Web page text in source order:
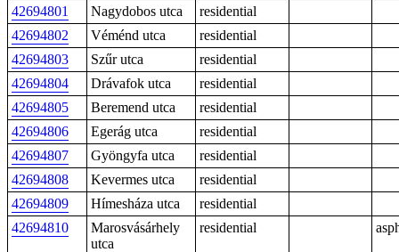
42694801 Nagydobos utca
residential
42694802
Véménd utca
residential
42694803
Szűr utca
residential
42694804
Drávafok utca
residential
42694805
Beremend utca
residential
42694806
Egerág utca
residential
42694807
Gyöngyfa utca
residential
42694808
Kevermes utca
residential
42694809
Hímesháza utca
residential
42694810
Marosvásárhely
utca
residential